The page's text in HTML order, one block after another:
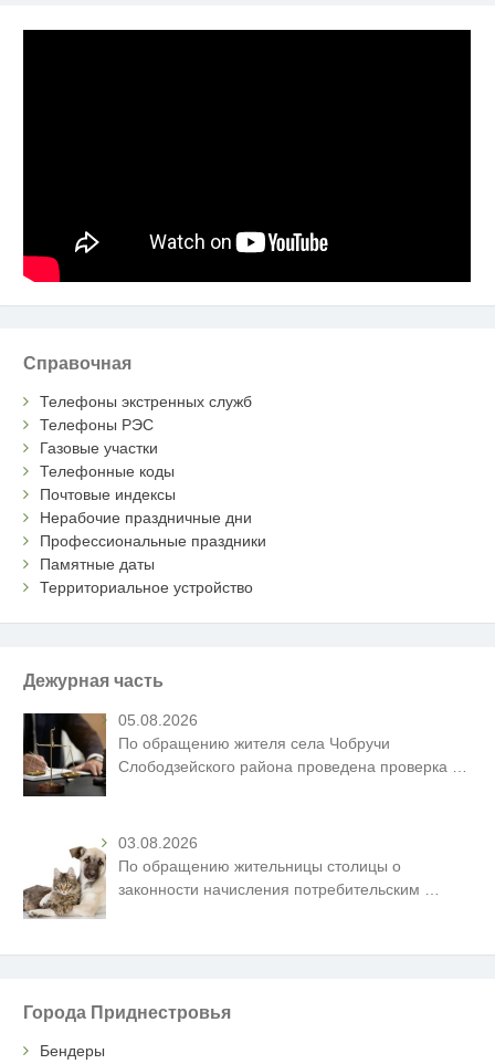
Справочная
Телефоны экстренных служб
Телефоны РЭС
Газовые участки
Телефонные коды
Почтовые индексы
Нерабочие праздничные дни
Профессиональные праздники
Памятные даты
Территориальное устройство
Дежурная часть
05.08.2026
По обращению жителя села Чобручи
Слободзейского района проведена проверка
03.08.2026
По обращению жительницы столицы о
законности начисления потребительским
Города Приднестровья
Бендеры